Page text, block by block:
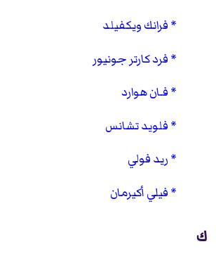
فرانك ويكفيلد
فرد كارتر جونيور
فـان هوارد
فلويد تشانس
ريد فولي
فيلي أكيرمان
ك